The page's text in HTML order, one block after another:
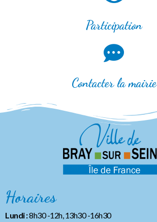
Participation
Contacter la mairie
Horaires
Lundi :8h30 -12h, 13h30 -16h30